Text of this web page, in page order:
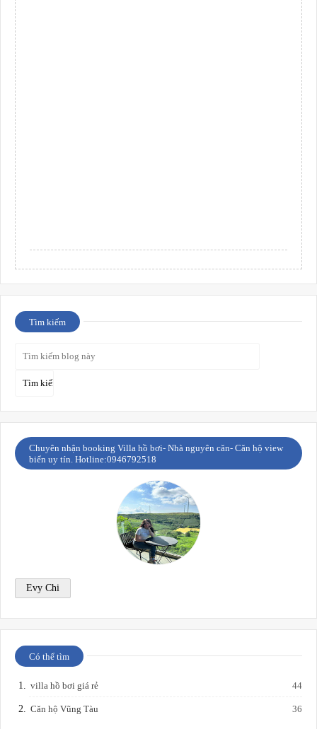
Tìm kiếm
Chuyên nhận booking Villa hồ bơi- Nhà nguyên căn- Căn hộ view
biển uy tín. Hotline:0946792518
Evy Chi
Có thể tìm
villa hồ bơi giá rẻ 44
Căn hộ Vũng Tàu 36